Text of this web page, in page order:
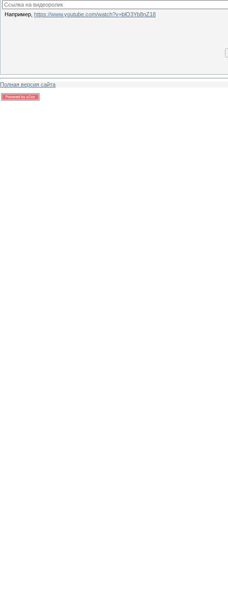
Например, https://www.youtube.com/watch?v=blO3Yb8nZ18
Полная версия сайта